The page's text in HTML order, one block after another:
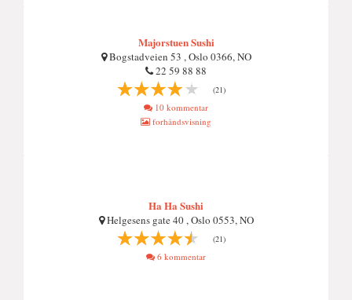
Majorstuen Sushi
Bogstadveien 53 , Oslo 0366, NO
22 59 88 88
(21)
10 kommentar
forhåndsvisning
Ha Ha Sushi
Helgesens gate 40 , Oslo 0553, NO
(21)
6 kommentar